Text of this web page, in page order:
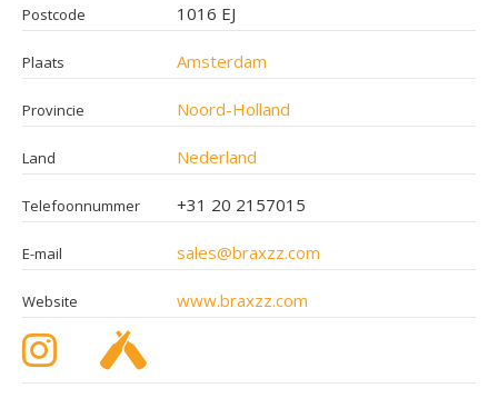
Postcode 1016 EJ
Plaats Amsterdam
Provincie Noord-Holland
Land Nederland
Telefoonnummer +31 20 2157015
E-mail sales@braxzz.com
Website www.braxzz.com